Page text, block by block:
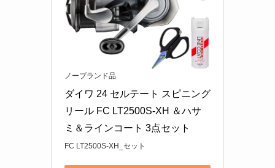
ノーブランド品
ダイワ 24 セルテート スピニング
リール FC LT2500S-XH ＆ハサ
ミ＆ラインコート 3点セット
FC LT2500S-XH_セット